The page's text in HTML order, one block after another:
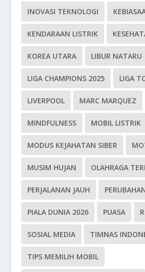
INOVASI TEKNOLOGI
KENDARAAN LISTRIK
KOREA UTARA LIBUR NATARU
LIGA CHAMPIONS 2025 LIGA
LIVERPOOL MARC MARQUEZ
MINDFULNESS MOBIL LISTRIK
MODUS KEJAHATAN SIBER
MUSIM HUJAN OLAHRAGA
PERJALANAN JAUH
PIALA DUNIA 2026 PUASA
SOSIAL MEDIA TIMNAS
TIPS MEMILIH MOBIL